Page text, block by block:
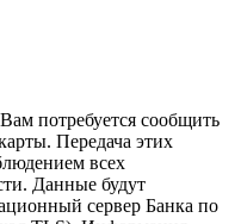
потребуется сообщить
Передача этих
всех
Данные будут
сервер Банка по